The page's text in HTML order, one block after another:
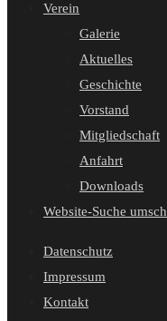
Verein
Galerie
Aktuelles
Geschichte
Vorstand
Mitgliedschaft
Anfahrt
Downloads
Website-Suche
Datenschutz
Impressum
Kontakt